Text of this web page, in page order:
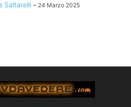
Saltarelli - 24 Marzo 2025